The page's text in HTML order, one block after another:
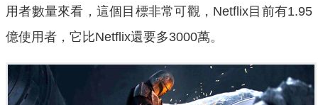
用者數量來看，這個目標非常可觀，Netflix目前有1.95
億使用者，它比Netflix還要多3000萬。